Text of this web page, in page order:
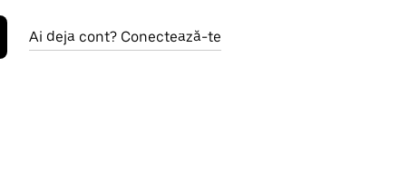
Ai deja cont? Conectează-te